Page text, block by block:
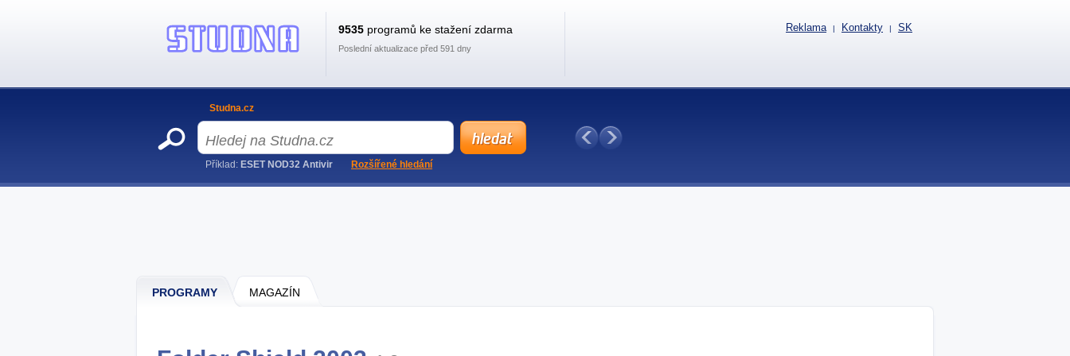
PROGRAMY MAGAZÍN
9535 programů ke stažení zdarma
Poslední aktualizace před 591 dny
Reklama | Kontakty | SK
Studna.cz
Příklad: ESET NOD32 Antivir Rozšířené hledání